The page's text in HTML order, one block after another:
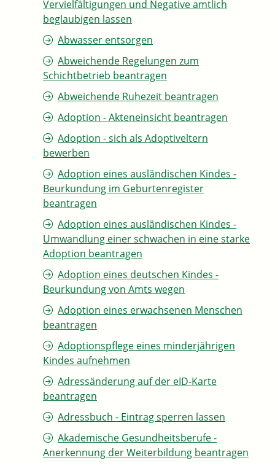
Vervielfältigungen und Negative amtlich
beglaubigen lassen
Abwasser entsorgen
Abweichende Regelungen zum
Schichtbetrieb beantragen
Abweichende Ruhezeit beantragen
Adoption - Akteneinsicht beantragen
Adoption - sich als Adoptiveltern
bewerben
Adoption eines ausländischen Kindes -
Beurkundung im Geburtenregister
beantragen
Adoption eines ausländischen Kindes -
Umwandlung einer schwachen in eine starke
Adoption beantragen
Adoption eines deutschen Kindes -
Beurkundung von Amts wegen
Adoption eines erwachsenen Menschen
beantragen
Adoptionspflege eines minderjährigen
Kindes aufnehmen
Adressänderung auf der eID-Karte
beantragen
Adressbuch - Eintrag sperren lassen
Akademische Gesundheitsberufe -
Anerkennung der Weiterbildung beantragen